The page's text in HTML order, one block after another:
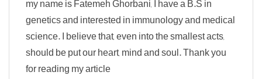
my name is Fatemeh Ghorbani, I have a B.S in
genetics and interested in immunology and medical
science. I believe that, even into the smallest acts,
should be put our heart, mind and soul. Thank you
for reading my article